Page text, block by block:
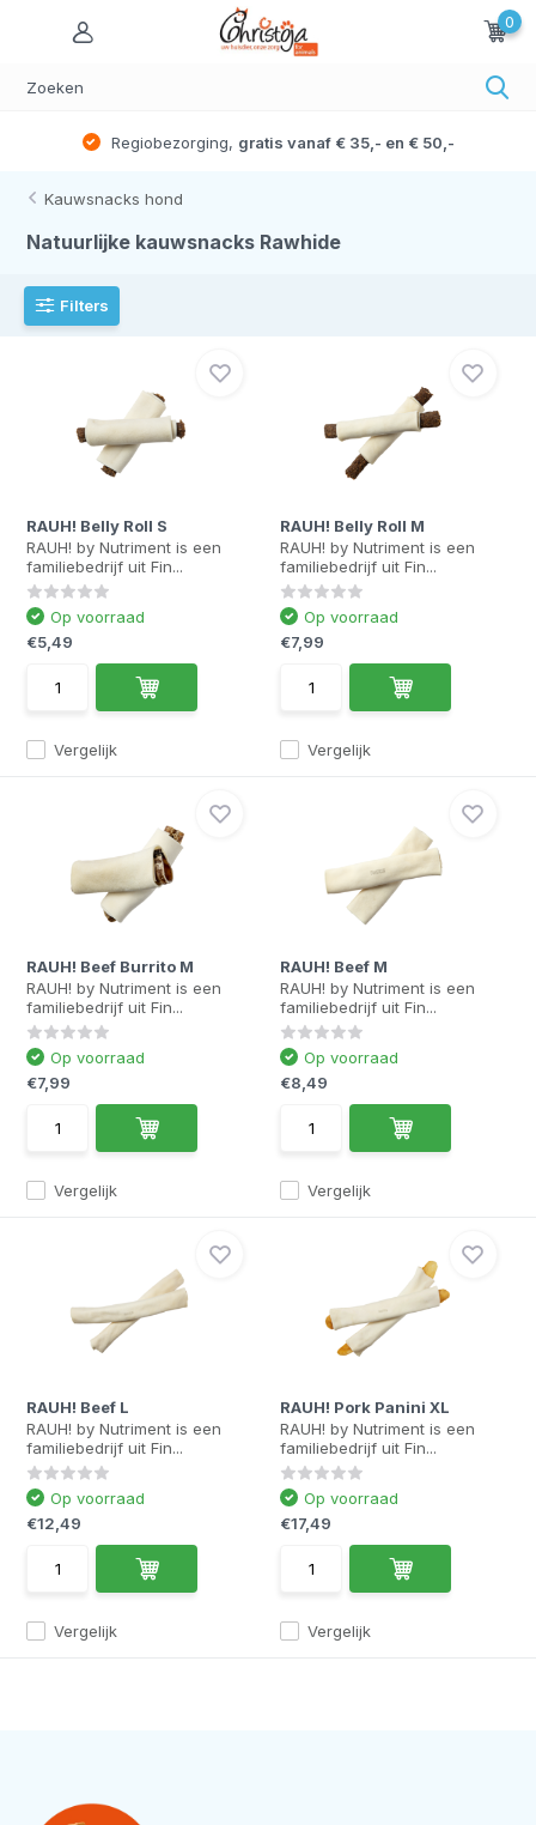
0
Regiobezorging, gratis vanaf € 35,- en € 50,-
Kauwsnacks hond
Natuurlijke kauwsnacks Rawhide
Filters
RAUH! Belly Roll S
RAUH! by Nutriment is een
familiebedrijf uit Fin...
Vergelijk
Op voorraad
€5,49
RAUH! Belly Roll M
RAUH! by Nutriment is een
familiebedrijf uit Fin...
Vergelijk
Op voorraad
€7,99
RAUH! Beef Burrito M
RAUH! by Nutriment is een
familiebedrijf uit Fin...
Vergelijk
Op voorraad
€7,99
RAUH! Beef M
RAUH! by Nutriment is een
familiebedrijf uit Fin...
Vergelijk
Op voorraad
€8,49
RAUH! Beef L
RAUH! by Nutriment is een
familiebedrijf uit Fin...
Vergelijk
Op voorraad
€12,49
RAUH! Pork Panini XL
RAUH! by Nutriment is een
familiebedrijf uit Fin...
Vergelijk
Op voorraad
€17,49